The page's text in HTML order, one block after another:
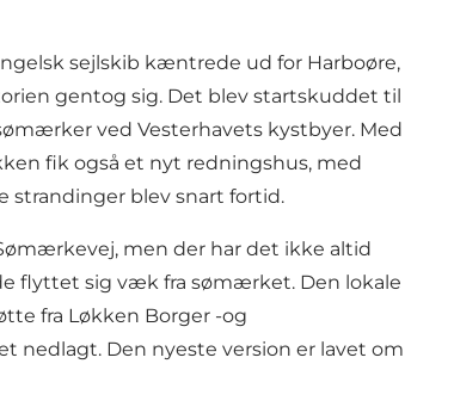
sejlskib kæntrede ud for Harboøre,
gentog sig. Det blev startskuddet til
ved Vesterhavets kystbyer. Med
fik også et nyt redningshus, med
strandinger blev snart fortid.
men der har det ikke altid
flyttet sig væk fra sømærket. Den lokale
fra Løkken Borger -og
nedlagt. Den nyeste version er lavet om